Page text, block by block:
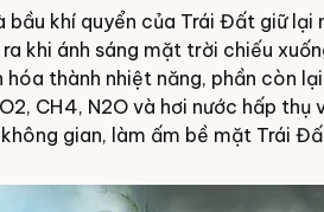
bầu khí quyển của Trái Đất giữ
khi ánh sáng mặt trời chiếu
hóa thành nhiệt năng, phần còn
CH4, N2O và hơi nước hấp
gian, làm ấm bề mặt Trái